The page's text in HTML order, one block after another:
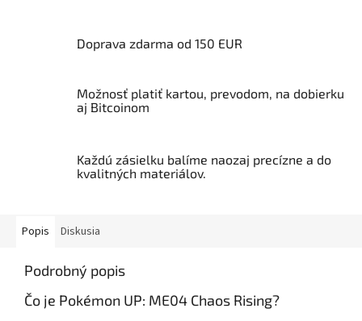
Doprava zdarma od 150 EUR
Možnosť platiť kartou, prevodom, na dobierku
aj Bitcoinom
Každú zásielku balíme naozaj precízne a do
kvalitných materiálov.
Popis Diskusia
Podrobný popis
Čo je Pokémon UP: ME04 Chaos Rising?